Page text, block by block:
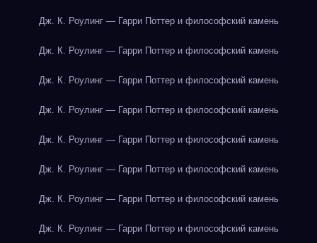
Дж. К. Роулинг — Гарри Поттер и философский камень
Дж. К. Роулинг — Гарри Поттер и философский камень
Дж. К. Роулинг — Гарри Поттер и философский камень
Дж. К. Роулинг — Гарри Поттер и философский камень
Дж. К. Роулинг — Гарри Поттер и философский камень
Дж. К. Роулинг — Гарри Поттер и философский камень
Дж. К. Роулинг — Гарри Поттер и философский камень
Дж. К. Роулинг — Гарри Поттер и философский камень